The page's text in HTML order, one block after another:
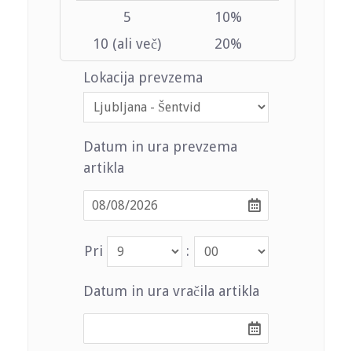
5
10%
10 (ali več)
20%
Lokacija prevzema
Datum in ura prevzema
artikla
Pri :
Datum in ura vračila artikla